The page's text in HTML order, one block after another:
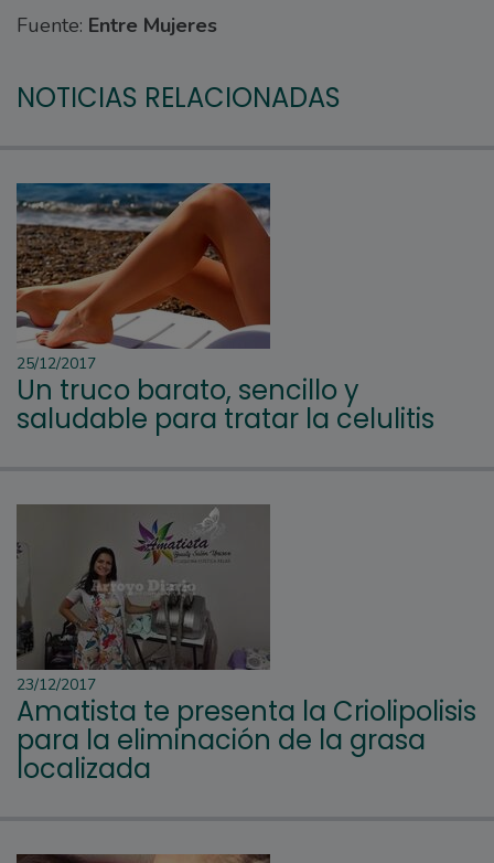
Fuente: Entre Mujeres
NOTICIAS RELACIONADAS
25/12/2017
Un truco barato, sencillo y
saludable para tratar la celulitis
23/12/2017
Amatista te presenta la Criolipolisis
para la eliminación de la grasa
localizada